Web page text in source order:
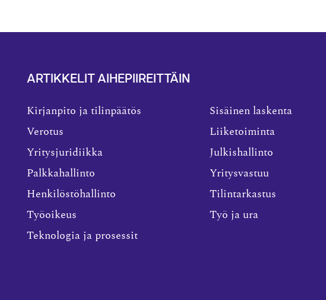
ARTIKKELIT AIHEPIIREITTÄIN
Kirjanpito ja tilinpäätös
Verotus
Yritysjuridiikka
Palkkahallinto
Henkilöstöhallinto
Työoikeus
Teknologia ja prosessit
Sisäinen laskenta
Liiketoiminta
Julkishallinto
Yritysvastuu
Tilintarkastus
Työ ja ura